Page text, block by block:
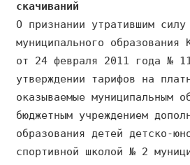
скачиваний
О признании утратившим
муниципального образования
от 24 февраля 2011 года №
утверждении тарифов на
оказываемые муниципальным
бюджетным учреждением
образования детей детско-
спортивной школой № 2